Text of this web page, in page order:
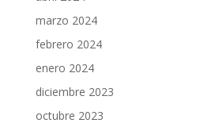
marzo 2024
febrero 2024
enero 2024
diciembre 2023
octubre 2023